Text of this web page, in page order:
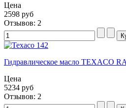
Цена
2598 руб
Отзывов: 2
Гидравлическое масло TEXACO
Цена
5234 руб
Отзывов: 2